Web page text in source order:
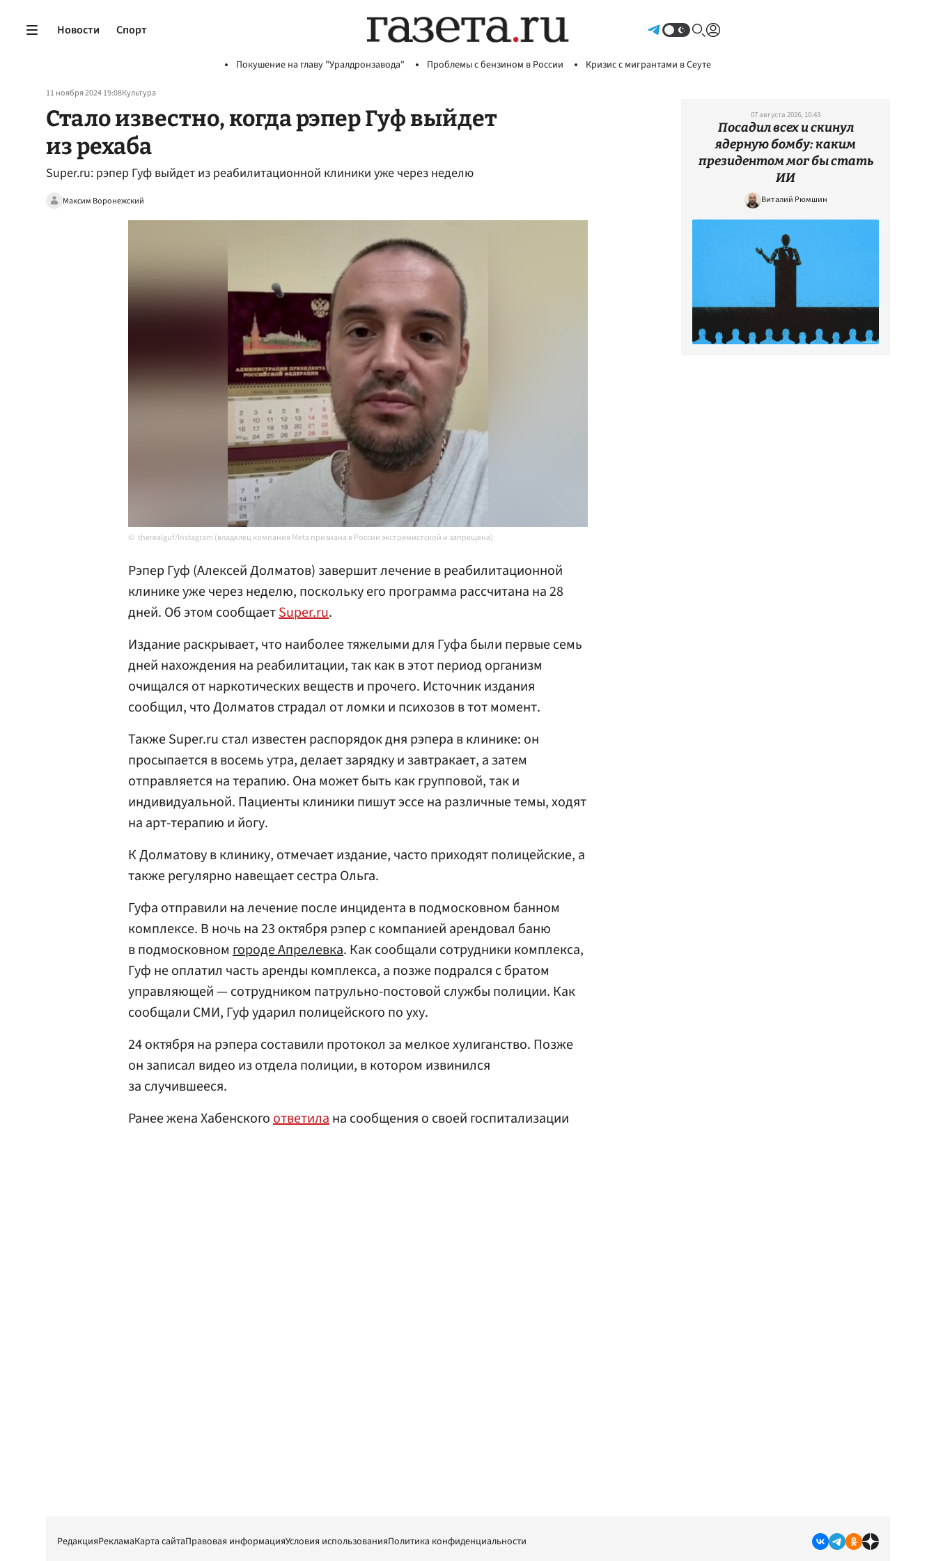
Новости Спорт
Покушение на главу "Уралдронзавода" Проблемы с бензином в России Кризис с мигрантами в Сеуте
11 ноября 2024 19:08Культура
Стало известно, когда рэпер Гуф выйдет
из рехаба
Super.ru: рэпер Гуф выйдет из реабилитационной клиники уже через неделю
Максим Воронежский
therealguf/Instagram (владелец компания Meta признана в России экстремистской и запрещена)
Рэпер Гуф (Алексей Долматов) завершит лечение в реабилитационной
клинике уже через неделю, поскольку его программа рассчитана на 28
дней. Об этом сообщаетSuper.ru.
Издание раскрывает, что наиболее тяжелыми для Гуфа были первые семь
дней нахождения на реабилитации, так как в этот период организм
очищался от наркотических веществ и прочего. Источник издания
сообщил, что Долматов страдал от ломки и психозов в тот момент.
Также Super.ru стал известен распорядок дня рэпера в клинике: он
просыпается в восемь утра, делает зарядку и завтракает, а затем
отправляется на терапию. Она может быть как групповой, так и
индивидуальной. Пациенты клиники пишут эссе на различные темы, ходят
на арт-терапию и йогу.
К Долматову в клинику, отмечает издание, часто приходят полицейские, а
также регулярно навещает сестра Ольга.
Гуфа отправили на лечение после инцидента в подмосковном банном
комплексе. В ночь на 23 октября рэпер с компанией арендовал баню
в подмосковном городе Апрелевка. Как сообщали сотрудники комплекса,
Гуф не оплатил часть аренды комплекса, а позже подрался с братом
управляющей — сотрудником патрульно-постовой службы полиции. Как
сообщали СМИ, Гуф ударил полицейского по уху.
24 октября на рэпера составили протокол за мелкое хулиганство. Позже
он записал видео из отдела полиции, в котором извинился
за случившееся.
Ранее жена Хабенскогоответилана сообщения о своей госпитализации
07 августа 2026, 10:43
Посадил всех и скинул
ядерную бомбу: каким
президентом мог бы стать
ИИ
Виталий Рюмшин
РедакцияРекламаКарта сайтаПравовая информацияУсловия использованияПолитика конфиденциальности